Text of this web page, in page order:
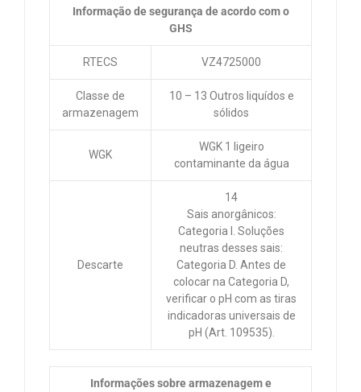
Informação de segurança de acordo com o
GHS
RTECS VZ4725000
Classe de
armazenagem
10 – 13 Outros liquídos e
sólidos
WGK
WGK 1 ligeiro
contaminante da água
Descarte
14
Sais anorgânicos:
Categoria I. Soluções
neutras desses sais:
Categoria D. Antes de
colocar na Categoria D,
verificar o pH com as tiras
indicadoras universais de
pH (Art. 109535).
Informações sobre armazenagem e